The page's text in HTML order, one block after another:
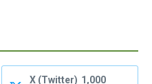
X (Twitter) 1,000